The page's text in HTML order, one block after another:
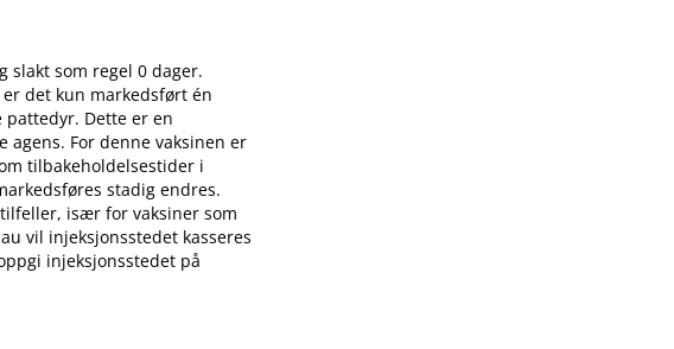
slakt som regel 0 dager.
det kun markedsført én
Dette er en
For denne vaksinen er
tilbakeholdelsestider i
stadig endres.
især for vaksiner som
vil injeksjonsstedet kasseres
injeksjonsstedet på